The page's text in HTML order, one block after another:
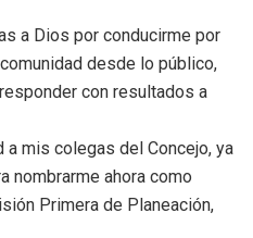
a Dios por conducirme por
desde lo público,
con resultados a
mis colegas del Concejo, ya
nombrarme ahora como
Primera de Planeación,